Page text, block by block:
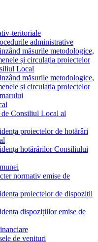
teritoriale
administrative
măsurile metodologice,
și circulația proiectelor
Local
măsurile metodologice,
și circulația proiectelor
Consiliul Local al
proiectelor de hotărâri
hotărârilor Consiliului
normativ emise de
proiectelor de dispoziții
dispozițiilor emise de
de venituri